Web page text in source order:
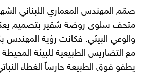
صمّم المهندس المعماري اللبناني
متحف سلوى روضة شقير بتصميم
والوعي البيئي. فكانت رؤية المهندس
مع التضاريس الطبيعية للبيئة المحيطة
يطفو فوق الطبيعة حارساً الغطاء